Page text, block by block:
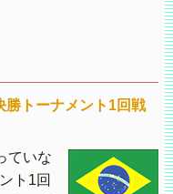
勝トーナメント1回戦
ていな
ト1回